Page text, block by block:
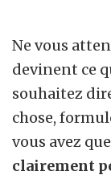
Ne vous
devinent ce
souhaitez
chose,
vous avez
clairement